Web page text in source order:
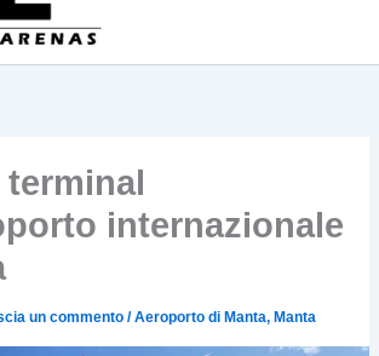
internazionale
un commento /Aeroporto di Manta, Manta